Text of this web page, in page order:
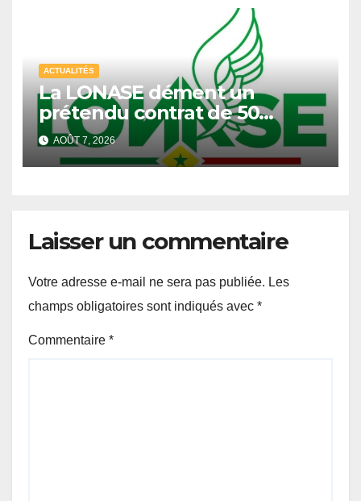
ACTUALITÉS
La LONASE dément un
prétendu contrat de 50
millions de FCFA et annonce
des poursuites judiciaires
AOÛT 7, 2026
Laisser un commentaire
Votre adresse e-mail ne sera pas publiée. Les
champs obligatoires sont indiqués avec *
Commentaire *